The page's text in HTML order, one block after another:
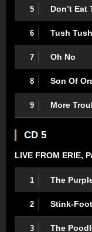
5 Don’t Eat
6 Tush
7 Oh No
8 Son Of
9 More
CD 5
LIVE FROM ERIE,
1 The
2 Stink-Foot
3 The